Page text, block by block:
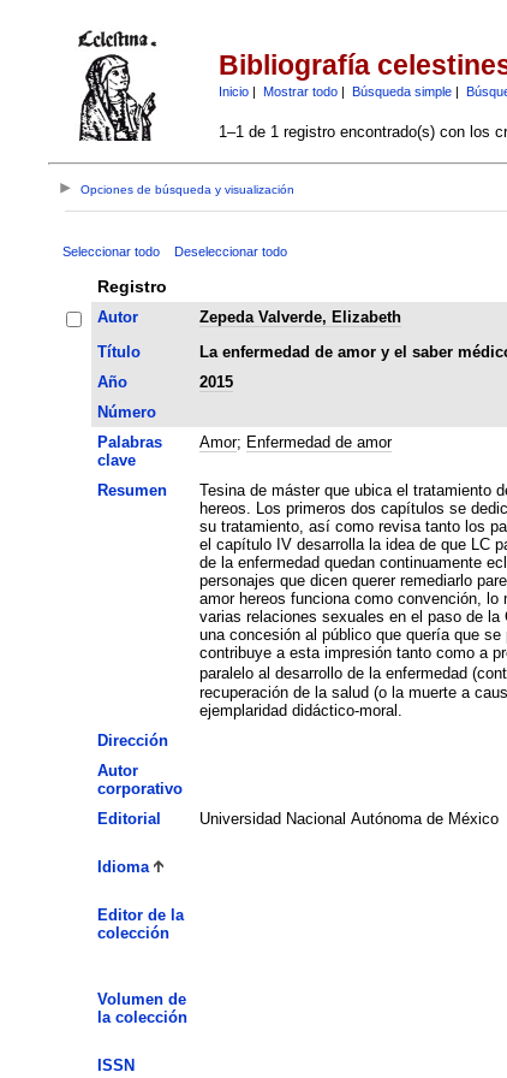
Bibliografía
Inicio| Mostrar todo| Búsqueda simple|
1–1 de 1 registro encontrado(s) con los
Opciones de búsqueda y visualización
Seleccionar todo Deseleccionar todo
Registro
Autor
Zepeda Valverde, Elizabeth
Título
La enfermedad de amor y el saber
Año
2015
Número
Palabras
clave
Amor; Enfermedad de amor
Resumen
Tesina de máster que ubica el tratamiento
hereos. Los primeros dos capítulos se
su tratamiento, así como revisa tanto los
el capítulo IV desarrolla la idea de que LC
de la enfermedad quedan continuamente
personajes que dicen querer remediarlo
amor hereos funciona como convención,
varias relaciones sexuales en el paso de
una concesión al público que quería que
contribuye a esta impresión tanto como a
paralelo al desarrollo de la enfermedad
recuperación de la salud (o la muerte a
ejemplaridad didáctico-moral.
Dirección
Autor
corporativo
Editorial Universidad Nacional Autónoma de México
Idioma
Editor de la
colección
Volumen de
la colección
ISSN